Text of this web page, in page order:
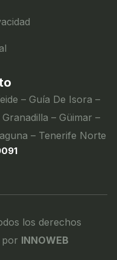
– Guía De Isora –
– Güimar –
– Tenerife Norte
los derechos
por INNOWEB